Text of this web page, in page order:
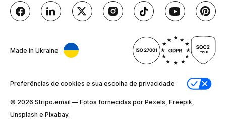
Made in Ukraine
Preferências de cookies e sua escolha de privacidade
© 2026 Stripо.email — Fotos fornecidas por Pexels, Freepik,
Unsplash e Pixabay.